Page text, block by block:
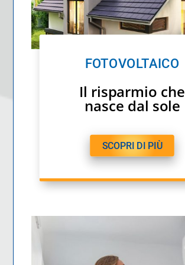
FOTOVOLTAICO
Il risparmio che
nasce dal sole
SCOPRI DI PIÙ